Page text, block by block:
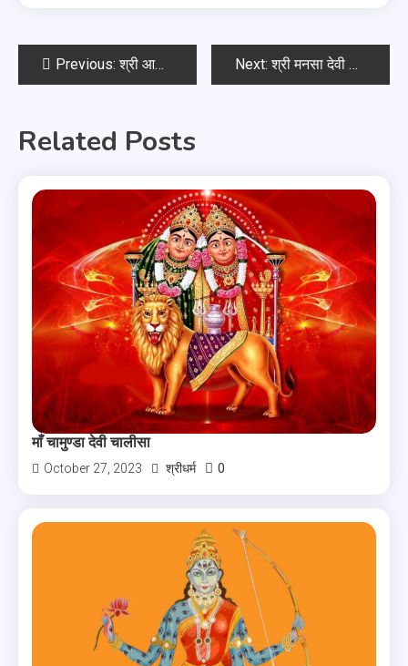
Previous: श्री आदिनाथ चालीसा Next: श्री मनसा देवी चालीसा
Related Posts
माँ चामुण्डा देवी चालीसा
October 27, 2023 श्रीधर्म 0